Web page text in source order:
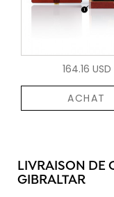
164.16 USD
ACHAT
LIVRAISON DE
GIBRALTAR